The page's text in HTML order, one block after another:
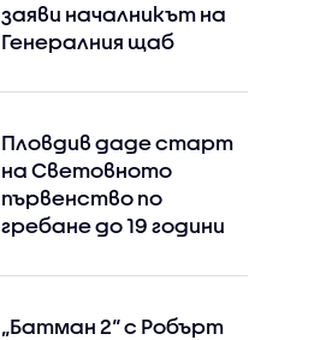
заяви началникът на
Генералния щаб
Пловдив даде старт
на Световното
първенство по
гребане до 19 години
„Батман 2“ с Робърт